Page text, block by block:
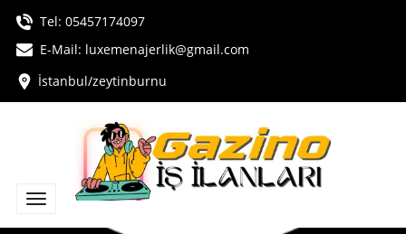
Tel: 05457174097
E-Mail: luxemenajerlik@gmail.com
İstanbul/zeytinburnu